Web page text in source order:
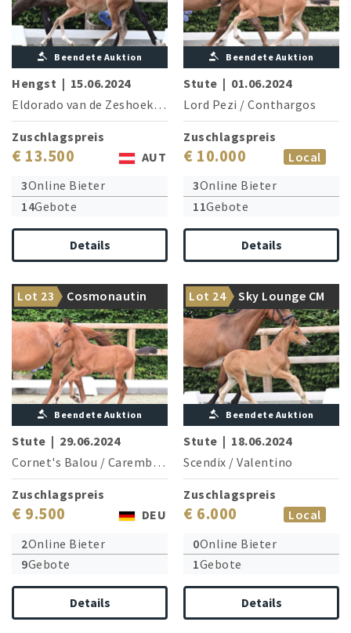
Beendete Auktion
Hengst | 15.06.2024
Eldorado van de Zeshoek
/ Catoki
Zuschlagspreis
€ 13.500
AUT
3Online Bieter
14Gebote
Details
Beendete Auktion
Stute | 01.06.2024
Lord Pezi / Conthargos
Zuschlagspreis
€ 10.000
Local
3Online Bieter
11Gebote
Details
Lot 23 Cosmonautin
Aus dem Stamm von
Weltmeister P.S. Priamos
Beendete Auktion
Stute | 29.06.2024
Cornet's Balou / Carembar de Muze (London)
Zuschlagspreis
€ 9.500
DEU
2Online Bieter
9Gebote
Details
Lot 24 Sky Lounge CM
Ultramoderne
Parcoursprinzessin
Beendete Auktion
Stute | 18.06.2024
Scendix / Valentino
Zuschlagspreis
€ 6.000
Local
0Online Bieter
1Gebote
Details